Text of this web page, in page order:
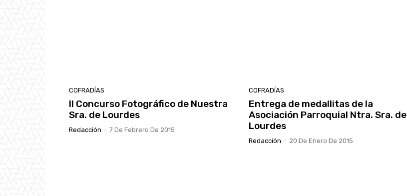
COFRADÍAS
II Concurso Fotográfico de Nuestra
Sra. de Lourdes
Redacción - 7 De Febrero De 2015
COFRADÍAS
Entrega de medallitas de la
Asociación Parroquial Ntra. Sra. de
Lourdes
Redacción - 20 De Enero De 2015